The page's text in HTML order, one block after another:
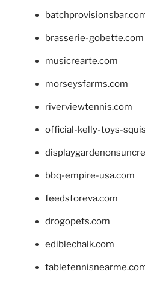
brasserie-gobette.com
musicrearte.com
morseysfarms.com
riverviewtennis.com
official-kelly-toys-
bbq-empire-usa.com
feedstoreva.com
drogopets.com
ediblechalk.com